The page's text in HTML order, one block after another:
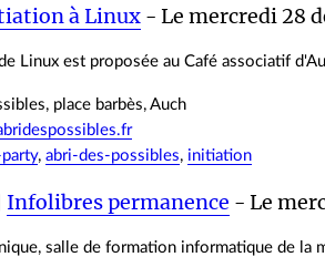
à Linux - Le mercredi 28
Linux est proposée au Café associatif
place barbès, Auch
,abri-des-possibles, initiation
Infolibres permanence - Le
salle de formation informatique de la